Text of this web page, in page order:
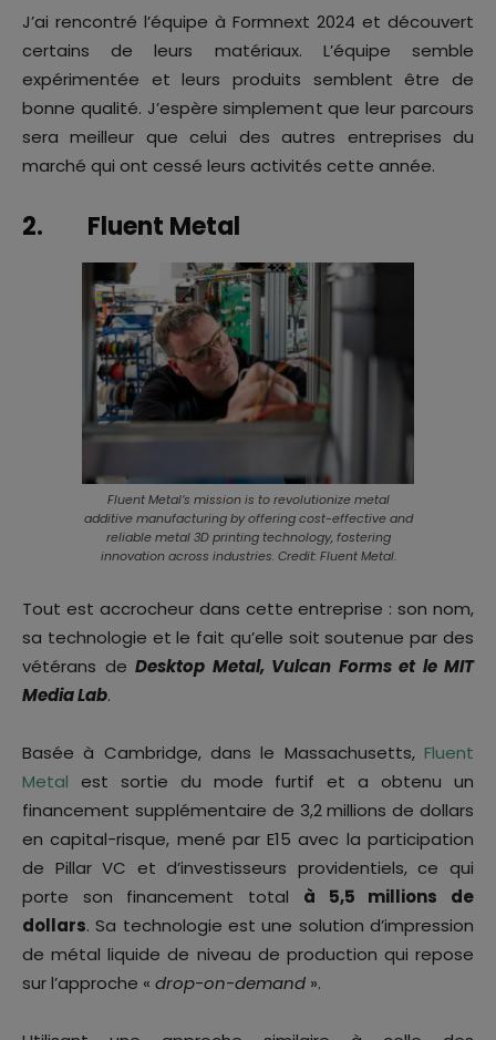
J’ai rencontré l’équipe à Formnext 2024 et découvert
certains de leurs matériaux. L’équipe semble
expérimentée et leurs produits semblent être de
bonne qualité. J’espère simplement que leur parcours
sera meilleur que celui des autres entreprises du
marché qui ont cessé leurs activités cette année.
2. Fluent Metal
Fluent Metal’s mission is to revolutionize metal
additive manufacturing by offering cost-effective and
reliable metal 3D printing technology, fostering
innovation across industries. Credit: Fluent Metal.
Tout est accrocheur dans cette entreprise : son nom,
sa technologie et le fait qu’elle soit soutenue par des
vétérans de Desktop Metal, Vulcan Forms et le MIT
Media Lab.
Basée à Cambridge, dans le Massachusetts, Fluent
Metal est sortie du mode furtif et a obtenu un
financement supplémentaire de 3,2 millions de dollars
en capital-risque, mené par E15 avec la participation
de Pillar VC et d’investisseurs providentiels, ce qui
porte son financement total à 5,5 millions de
dollars. Sa technologie est une solution d’impression
de métal liquide de niveau de production qui repose
sur l’approche « drop-on-demand ».